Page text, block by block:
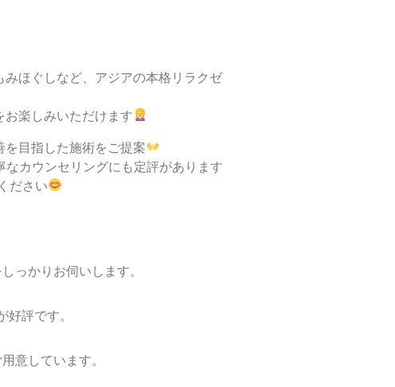
ほぐしなど、アジアの本格リラクゼ
楽しみいただけます
目指した施術をご提案
カウンセリングにも定評があります
ださい
っかりお伺いします。
評です。
意しています。